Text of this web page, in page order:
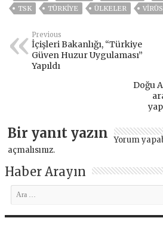
TSK
TÜRKİYE ÜLKELER VIRÜS
Previous
İçişleri Bakanlığı, “Türkiye
Güven Huzur Uygulaması”
Yapıldı
Doğu
Bir yanıt yazın Yorum
açmalısınız.
Haber Arayın